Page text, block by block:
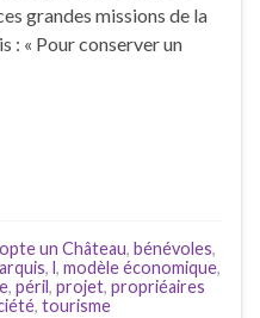
grandes missions de la
: « Pour conserver un
un Château, bénévoles,
, l, modèle économique,
, péril, projet, propriéaires
, tourisme